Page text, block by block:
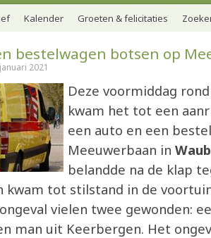
Kalender Groeten & felicitaties
bestelwagen botsen op
2021
Deze voormiddag
kwam het tot een
een auto en een
Meeuwerbaan in
belandde na de klap
kwam tot stilstand in de
vielen twee gewonden:
man uit Keerbergen. Het